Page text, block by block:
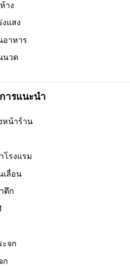
าง
แสง
อาหาร
นวด
ารแนะนำ
หน้าร้าน
โรงแรม
เลื่อน
ตึก
จก
ก